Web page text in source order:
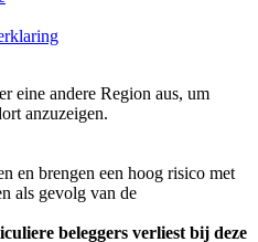
eine andere Region aus, um
anzuzeigen.
en brengen een hoog risico met
als gevolg van de
beleggers verliest bij deze